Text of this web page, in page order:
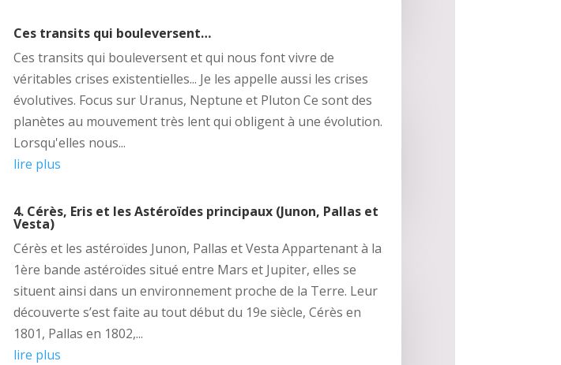
Ces transits qui bouleversent…
Ces transits qui bouleversent et qui nous font vivre de
véritables crises existentielles... Je les appelle aussi les crises
évolutives. Focus sur Uranus, Neptune et Pluton Ce sont des
planètes au mouvement très lent qui obligent à une évolution.
Lorsqu'elles nous...
lire plus
4. Cérès, Eris et les Astéroïdes principaux (Junon, Pallas et
Vesta)
Cérès et les astéroïdes Junon, Pallas et Vesta Appartenant à la
1ère bande astéroïdes situé entre Mars et Jupiter, elles se
situent ainsi dans un environnement proche de la Terre. Leur
découverte s’est faite au tout début du 19e siècle, Cérès en
1801, Pallas en 1802,...
lire plus